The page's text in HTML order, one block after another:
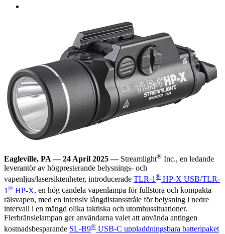
Eagleville, PA — 24 April 2025 — Streamlight® Inc., en ledande
leverantör av högpresterande belysnings- och
vapenljus/lasersiktenheter, introducerade TLR-1 ® HP-X USB/TLR-
1 ® HP-X, en hög candela vapenlampa för fullstora och kompakta
rälsvapen, med en intensiv långdistansstråle för belysning i nedre
intervall i en mängd olika taktiska och utomhussituationer.
Flerbränslelampan ger användarna valet att använda antingen
kostnadsbesparande SL-B9® USB-C uppladdningsbara batteripaket